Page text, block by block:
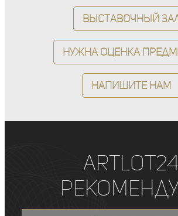
Выставочный
Нужна оценка
Напишите нам
ArtLot24